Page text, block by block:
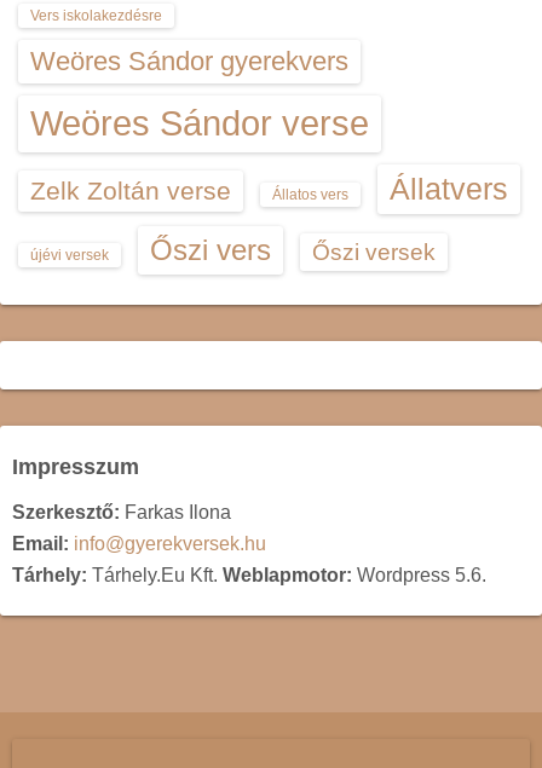
Vers iskolakezdésre
Weöres Sándor gyerekvers
Weöres Sándor verse
Zelk Zoltán verse Állatos vers Állatvers
újévi versek Őszi vers Őszi versek
Impresszum
Szerkesztő: Farkas Ilona
Email: info@gyerekversek.hu
Tárhely: Tárhely.Eu Kft. Weblapmotor: Wordpress 5.6.